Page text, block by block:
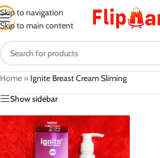
Skip to navigation
Skip to main content
Home » Ignite Breast Cream Sliming
Show sidebar